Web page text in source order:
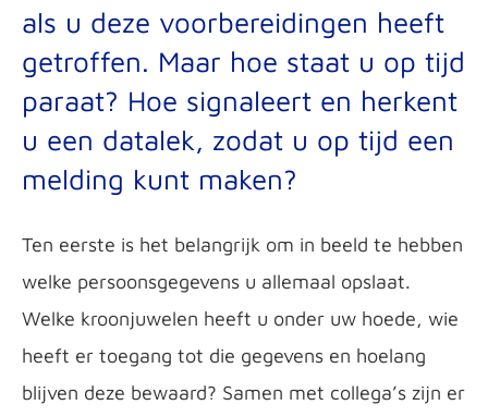
als u deze voorbereidingen heeft
getroffen. Maar hoe staat u op tijd
paraat? Hoe signaleert en herkent
u een datalek, zodat u op tijd een
melding kunt maken?
Ten eerste is het belangrijk om in beeld te hebben
welke persoonsgegevens u allemaal opslaat.
Welke kroonjuwelen heeft u onder uw hoede, wie
heeft er toegang tot die gegevens en hoelang
blijven deze bewaard? Samen met collega’s zijn er